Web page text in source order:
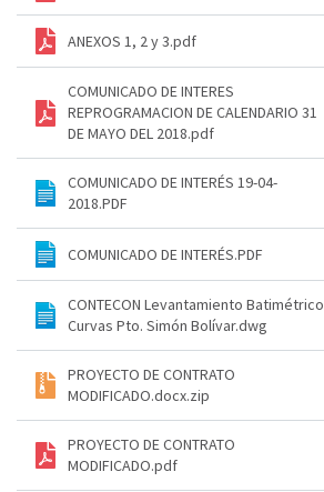
ANEXOS 1, 2 y 3.pdf
COMUNICADO DE INTERES
REPROGRAMACION DE CALENDARIO 31
DE MAYO DEL 2018.pdf
COMUNICADO DE INTERÉS 19-04-
2018.PDF
COMUNICADO DE INTERÉS.PDF
CONTECON Levantamiento Batimétrico
Curvas Pto. Simón Bolívar.dwg
PROYECTO DE CONTRATO
MODIFICADO.docx.zip
PROYECTO DE CONTRATO
MODIFICADO.pdf